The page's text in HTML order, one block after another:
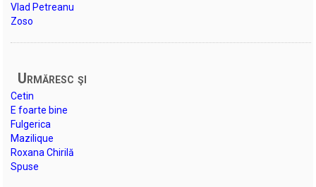
Vlad Petreanu
Zoso
Urmăresc şi
Cetin
E foarte bine
Fulgerica
Mazilique
Roxana Chirilă
Spuse